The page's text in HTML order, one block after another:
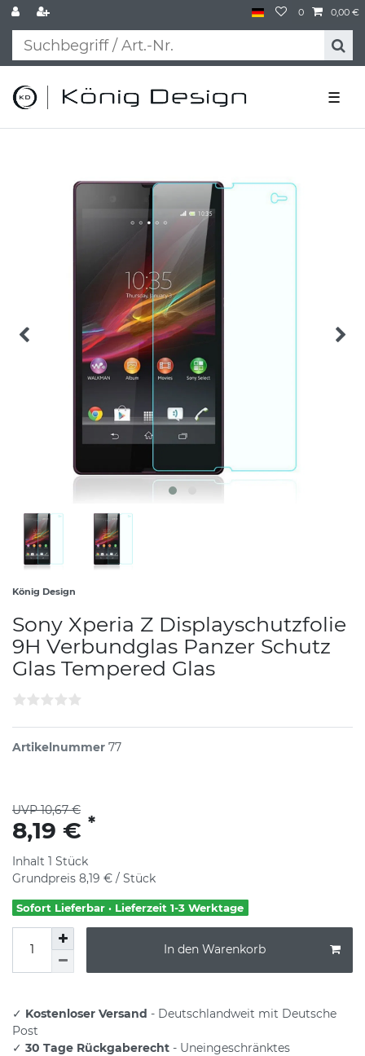
0 0,00 €
☰
König Design
Sony Xperia Z Displayschutzfolie
9H Verbundglas Panzer Schutz
Glas Tempered Glas
Artikelnummer 77
UVP 10,67 €
8,19 € *
Inhalt 1 Stück
Grundpreis 8,19 € / Stück
Sofort Lieferbar · Lieferzeit 1-3 Werktage
In den Warenkorb
✓ Kostenloser Versand - Deutschlandweit mit Deutsche
Post
✓ 30 Tage Rückgaberecht - Uneingeschränktes